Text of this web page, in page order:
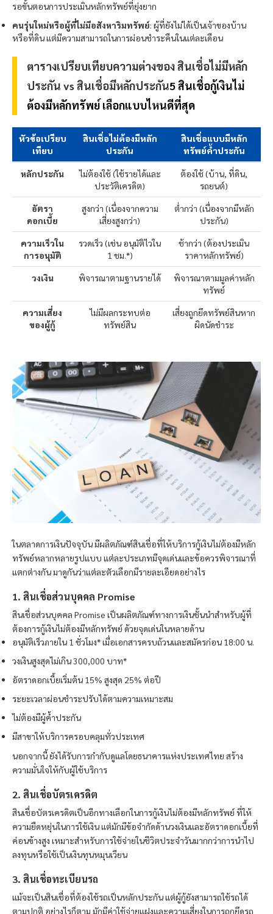
รอขั้นตอนการประเมินหลักทรัพย์ที่ยุ่งยาก
คนรุ่นใหม่หรือผู้ที่ไม่มีอสังหาริมทรัพย์: ผู้ที่ยังไม่ได้เป็นเจ้าของบ้าน
หรือที่ดิน แต่มีความสามารถในการผ่อนชำระคืนในแต่ละเดือน
ตารางเปรียบเทียบความต่างของ สินเชื่อไม่มีหลัก
ประกัน vs สินเชื่อมีหลักประกัน5 สินเชื่อกู้เงินไม่
ต้องมีหลักทรัพย์ เลือกแบบไหนดีที่สุด
หัวข้อเปรียบ
เทียบ
สินเชื่อไม่ต้องมีหลัก
ประกัน
สินเชื่อแบบมีหลัก
ทรัพย์ค้ำประกัน
หลักประกัน
ไม่ต้องใช้ (ใช้รายได้และ
ประวัติเครดิต)
ต้องใช้ (บ้าน, ที่ดิน,
รถยนต์)
อัตรา
ดอกเบี้ย
สูงกว่า (เนื่องจากความ
เสี่ยงสูงกว่า)
ต่ำกว่า (เนื่องจากมีหลัก
ประกัน)
ความเร็วใน
การอนุมัติ
รวดเร็ว (เช่น อนุมัติไวใน
1 ชม.*)
ช้ากว่า (ต้องประเมิน
ราคาหลักทรัพย์)
วงเงิน พิจารณาตามฐานรายได้
พิจารณาตามมูลค่าหลัก
ทรัพย์
ความเสี่ยง
ของผู้กู้
ไม่มีผลกระทบต่อ
ทรัพย์สิน
เสี่ยงถูกยึดทรัพย์สินหาก
ผิดนัดชำระ
ในตลาดการเงินปัจจุบัน มีผลิตภัณฑ์สินเชื่อที่ให้บริการกู้เงินไม่ต้องมีหลัก
ทรัพย์หลากหลายรูปแบบ แต่ละประเภทมีจุดเด่นและข้อควรพิจารณาที่
แตกต่างกัน มาดูกันว่าแต่ละตัวเลือกมีรายละเอียดอย่างไร
1. สินเชื่อส่วนบุคคล Promise
สินเชื่อส่วนบุคคล Promise เป็นผลิตภัณฑ์ทางการเงินชั้นนำสำหรับผู้ที่
ต้องการกู้เงินไม่ต้องมีหลักทรัพย์ ด้วยจุดเด่นในหลายด้าน
อนุมัติเร็วภายใน 1 ชั่วโมง* เมื่อเอกสารครบถ้วนและสมัครก่อน 18:00 น.
วงเงินสูงสุดไม่เกิน 300,000 บาท*
อัตราดอกเบี้ยเริ่มต้น 15% สูงสุด 25% ต่อปี
ระยะเวลาผ่อนชำระปรับได้ตามความเหมาะสม
ไม่ต้องมีผู้ค้ำประกัน
มีสาขาให้บริการครอบคลุมทั่วประเทศ
นอกจากนี้ ยังได้รับการกำกับดูแลโดยธนาคารแห่งประเทศไทย สร้าง
ความมั่นใจให้กับผู้ใช้บริการ
2. สินเชื่อบัตรเครดิต
สินเชื่อบัตรเครดิตเป็นอีกทางเลือกในการกู้เงินไม่ต้องมีหลักทรัพย์ ที่ให้
ความยืดหยุ่นในการใช้เงิน แต่มักมีข้อจำกัดด้านวงเงินและอัตราดอกเบี้ยที่
ค่อนข้างสูง เหมาะสำหรับการใช้จ่ายในชีวิตประจำวันมากกว่าการนำไป
ลงทุนหรือใช้เป็นเงินทุนหมุนเวียน
3. สินเชื่อทะเบียนรถ
แม้จะเป็นสินเชื่อที่ต้องใช้รถเป็นหลักประกัน แต่ผู้กู้ยังสามารถใช้รถได้
ตามปกติ อย่างไรก็ตาม มักมีค่าใช้จ่ายแฝงและความเสี่ยงในการถูกยึดรถ